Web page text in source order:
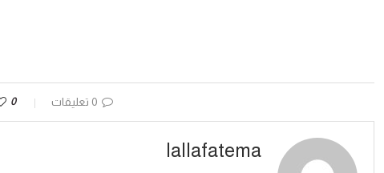
0 تعليقات 0
lallafatema